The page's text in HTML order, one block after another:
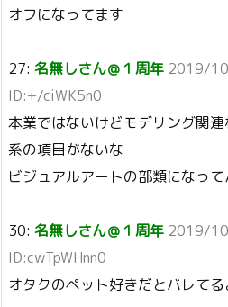
オフになってます
27: 名無しさん＠１周年 2019/
ID:+/ciWK5n0
本業ではないけどモデリング関
系の項目がないな
ビジュアルアートの部類になっ
30: 名無しさん＠１周年 2019/
ID:cwTpWHnn0
オタクのペット好きだとバレて